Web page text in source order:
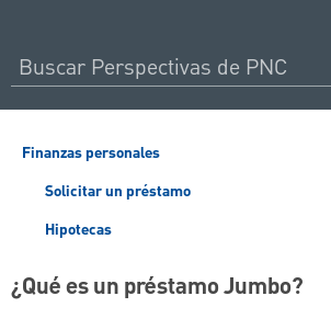
Finanzas personales
Solicitar un préstamo
Hipotecas
¿Qué es un préstamo Jumbo?